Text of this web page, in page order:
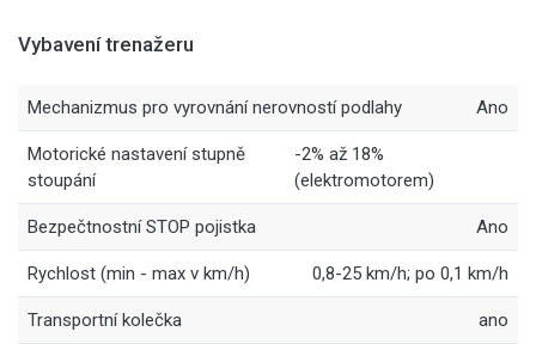
Vybavení trenažeru
Mechanizmus pro vyrovnání nerovností podlahy Ano
Motorické nastavení stupně
stoupání
-2% až 18%
(elektromotorem)
Bezpečtnostní STOP pojistka Ano
Rychlost (min - max v km/h) 0,8-25 km/h; po 0,1 km/h
Transportní kolečka ano